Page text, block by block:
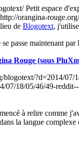
Petit espace
http://orangina-
de Blogotext,
passe maintenant par
Rouge (sous
blogotext/?d=2014/07/
07/18/05/46/49-
à relire comme
la langue complexe